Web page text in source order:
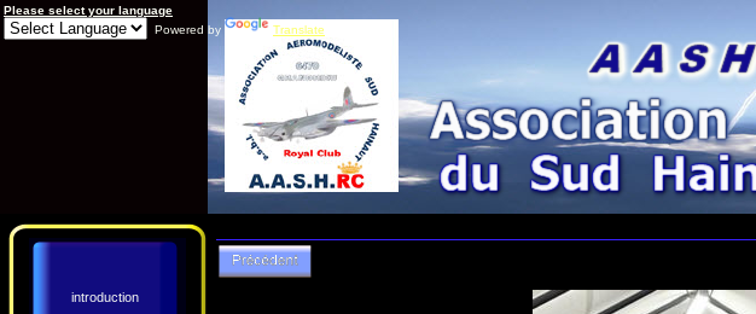
Please select your language
Powered by
Translate
introduction